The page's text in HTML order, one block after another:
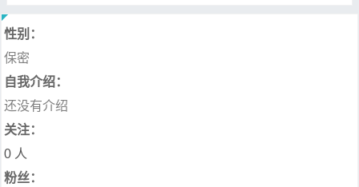
性别：
保密
自我介绍：
还没有介绍
关注：
0 人
粉丝：